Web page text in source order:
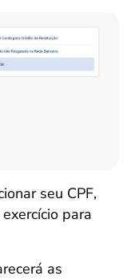
seu CPF,
para
as